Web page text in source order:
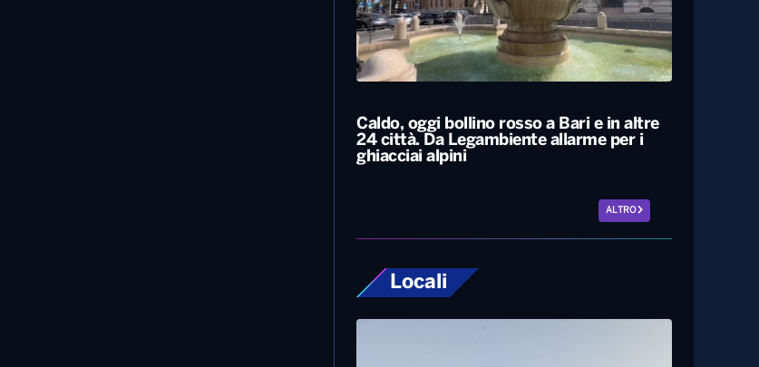
Caldo, oggi bollino rosso a Bari e in altre
24 città. Da Legambiente allarme per i
ghiacciai alpini
ALTRO
Locali